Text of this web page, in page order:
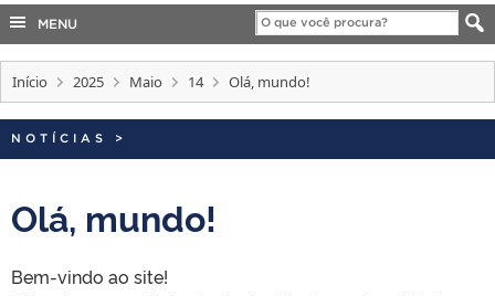
Legislação
Canais
AUDITORIA
COBALTO
CONCURSOS
EDITAIS
INTERNACIONAL
PORTARIAS
TELEFONES
MENU
Início 2025 Maio 14 Olá, mundo!
NOTÍCIAS >
Olá, mundo!
Bem-vindo ao site!